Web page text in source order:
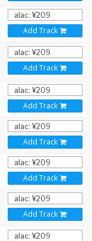
Add Track
Add Track
Add Track
Add Track
Add Track
Add Track